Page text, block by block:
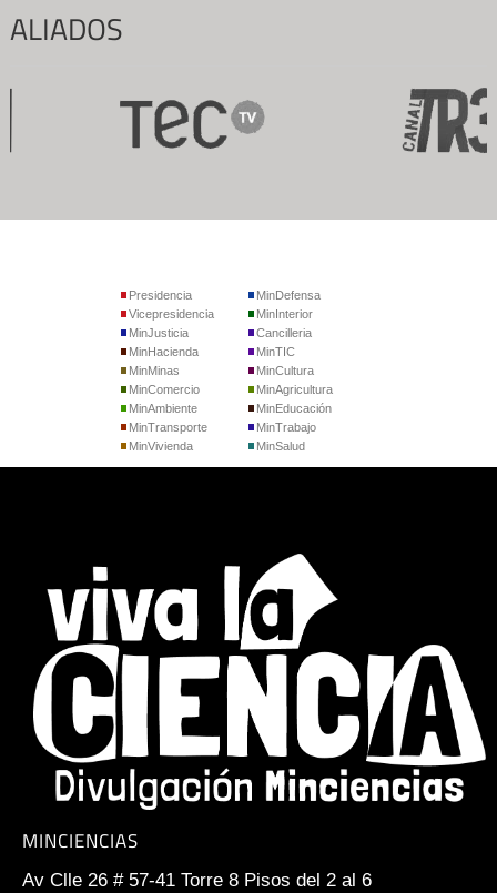
ALIADOS
Presidencia
Vicepresidencia
MinJusticia
MinDefensa
MinInterior
Cancilleria
MinHacienda
MinMinas
MinComercio
MinTIC
MinCultura
MinAgricultura
MinAmbiente
MinTransporte
MinVivienda
MinEducación
MinTrabajo
MinSalud
MINCIENCIAS
Av Clle 26 # 57-41 Torre 8 Pisos del 2 al 6